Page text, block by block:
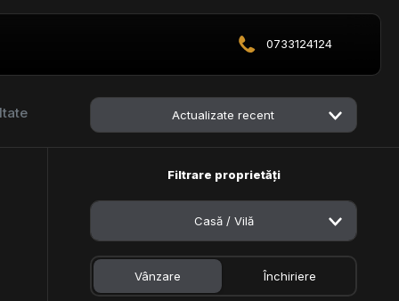
0733124124
Actualizate recent
Filtrare proprietăți
Casă / Vilă
Vânzare Închiriere